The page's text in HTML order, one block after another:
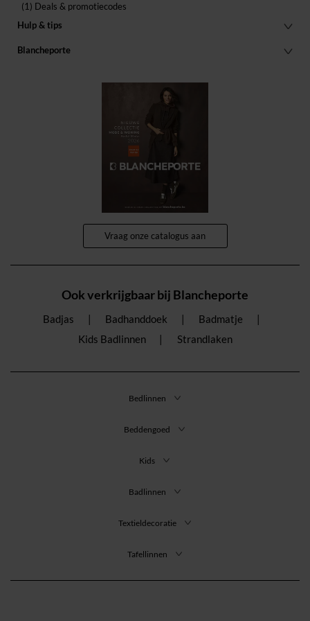
Vraag onze catalogus aan
(1) Deals & promotiecodes
Hulp & tips
Blancheporte
Ook verkrijgbaar bij Blancheporte
Badjas Badhanddoek
Badmatje
Kids Badlinnen
Strandlaken
Bedlinnen
Beddengoed
Kids
Badlinnen
Textieldecoratie
Tafellinnen